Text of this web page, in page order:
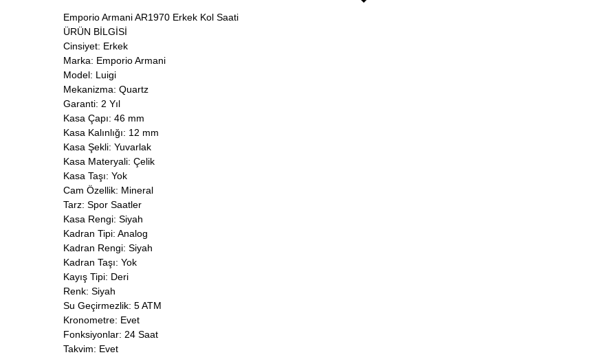
Emporio Armani AR1970 Erkek Kol Saati
ÜRÜN BİLGİSİ
Cinsiyet: Erkek
Marka: Emporio Armani
Model: Luigi
Mekanizma: Quartz
Garanti: 2 Yıl
Kasa Çapı: 46 mm
Kasa Kalınlığı: 12 mm
Kasa Şekli: Yuvarlak
Kasa Materyali: Çelik
Kasa Taşı: Yok
Cam Özellik: Mineral
Tarz: Spor Saatler
Kasa Rengi: Siyah
Kadran Tipi: Analog
Kadran Rengi: Siyah
Kadran Taşı: Yok
Kayış Tipi: Deri
Renk: Siyah
Su Geçirmezlik: 5 ATM
Kronometre: Evet
Fonksiyonlar: 24 Saat
Takvim: Evet